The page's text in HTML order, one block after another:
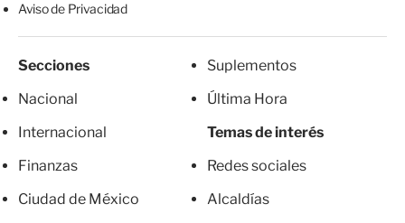
Aviso de Privacidad
Secciones
Nacional
Internacional
Finanzas
Ciudad de México
Suplementos
Última Hora
Temas de interés
Redes sociales
Alcaldías